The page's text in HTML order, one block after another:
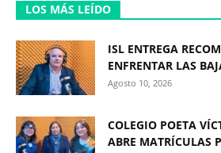
LOS MÁS LEÍDO
ISL ENTREGA
ENFRENTAR LAS
Agosto 10, 2026
COLEGIO POETA
ABRE MATRÍCULAS